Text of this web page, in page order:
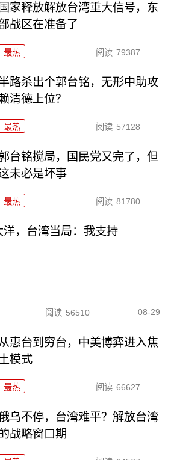
国家释放解放台湾重大信号，东
战区在准备了
最热 阅读 79387
路杀出个郭台铭，无形中助攻
清德上位？
最热 阅读 57128
台铭搅局，国民党又完了，但
未必是坏事
最热 阅读 81780
洋，台湾当局：我支持
阅读 56510 08-29
惠台到穷台，中美博弈进入焦
土模式
最热 阅读 66627
乌不停，台湾难平？解放台湾
战略窗口期